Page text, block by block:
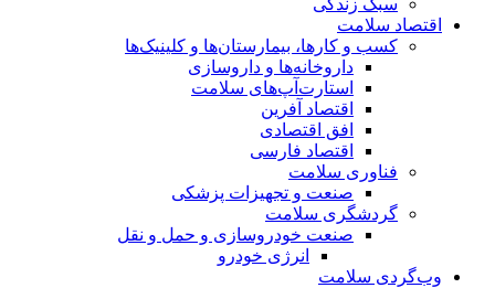
سبک زندگی
اقتصاد سلامت
کسب و کارها، بیمارستان‌ها و کلینیک‌ها
داروخانه‌ها و داروسازی
استارت‌آپ‌های سلامت
اقتصاد آفرین
افق اقتصادی
اقتصاد فارسی
فناوری سلامت
صنعت و تجهیزات پزشکی
گردشگری سلامت
صنعت خودروسازی و حمل و نقل
انرژی خودرو
وب‌گردی سلامت